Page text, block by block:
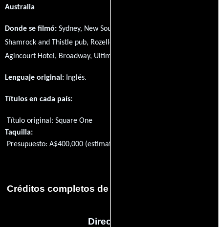
Australia
Donde se filmó: Sydney, New South Wales, Australia, Rose,
Shamrock and Thistle pub, Rozelle, New South Wales, Australia y
Agincourt Hotel, Broadway, Ultimo, New South Wales, Australia.
Lenguaje original: Inglés.
Títulos en cada país:
Título original:Square One
Taquilla:
Presupuesto: A$400,000 (estimated)
Créditos completos de la película Square One
Dirección